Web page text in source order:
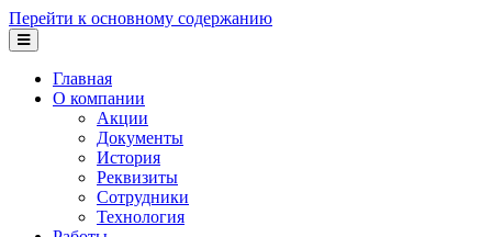
Перейти к основному содержанию
Главная
О компании
Акции
Документы
История
Реквизиты
Сотрудники
Технология